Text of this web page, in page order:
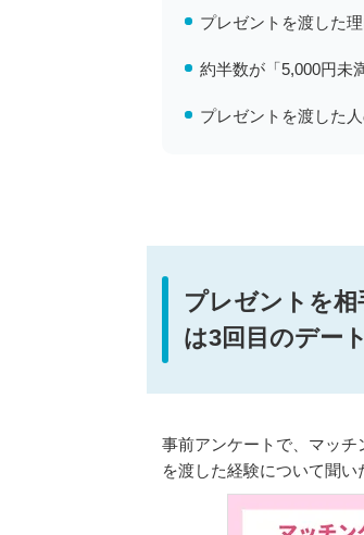
プレゼントを渡した
約半数が「5,000円未
プレゼントを渡した
プレゼントを
は3回目のデー
事前アンケートで、マッチ
を渡した経験について聞い